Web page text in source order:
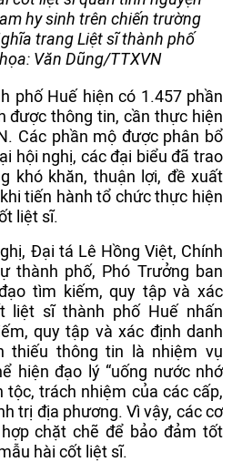
hy sinh trên chiến trường
trang Liệt sĩ thành phố
Văn Dũng/TTXVN
phố Huế hiện có 1.457 phần
được thông tin, cần thực hiện
Các phần mộ được phân bổ
hội nghị, các đại biểu đã trao
khó khăn, thuận lợi, đề xuất
tiến hành tổ chức thực hiện
liệt sĩ.
Đại tá Lê Hồng Việt, Chính
thành phố, Phó Trưởng ban
tìm kiếm, quy tập và xác
liệt sĩ thành phố Huế nhấn
quy tập và xác định danh
thiếu thông tin là nhiệm vụ
hiện đạo lý “uống nước nhớ
tộc, trách nhiệm của các cấp,
trị địa phương. Vì vậy, các cơ
chặt chẽ để bảo đảm tốt
hài cốt liệt sĩ.